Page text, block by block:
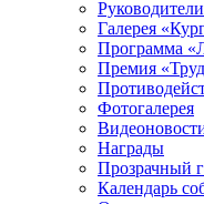
Галерея
Программа
Премия
Фотогалерея
Награды
Прозрачный
Календарь